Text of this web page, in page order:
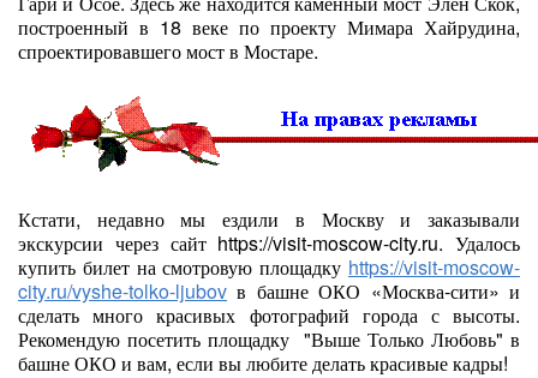
построенный в 18 веке по проекту Мимара Хайрудина,
спроектировавшего мост в Мостаре.
Кстати, недавно мы ездили в Москву и заказывали
экскурсии через сайт https://visit-moscow-city.ru. Удалось
купить билет на смотровую площадку https://visit-moscow-
city.ru/vyshe-tolko-ljubov в башне ОКО «Москва-сити» и
сделать много красивых фотографий города с высоты.
Рекомендую посетить площадку "Выше Только Любовь" в
башне ОКО и вам, если вы любите делать красивые кадры!